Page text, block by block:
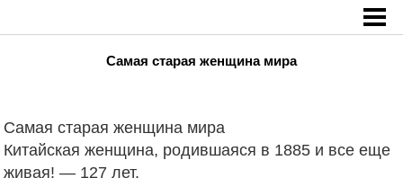
Самая старая женщина мира
Самая старая женщина мира
Китайская женщина, родившаяся в 1885 и все еще
живая! — 127 лет.